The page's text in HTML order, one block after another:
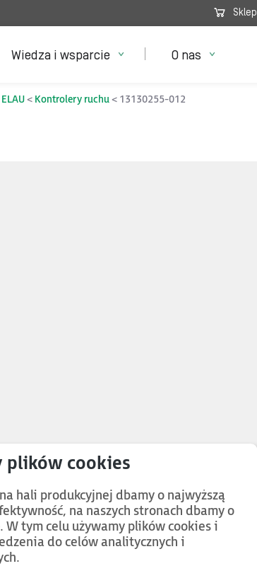
Sklep
Wiedza i wsparcie O nas
Kontrolery ruchu 13130255-012
hali produkcyjnej dbamy o najwyższą
na naszych stronach dbamy o
W tym celu używamy plików cookies i
do celów analitycznych i